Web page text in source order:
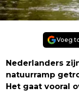
Voeg
Nederlanders
natuurramp
Het gaat vooral